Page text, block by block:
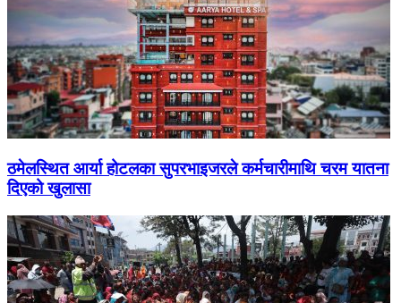
ठमेलस्थित आर्या होटलका सुपरभाइजरले कर्मचारीमाथि चरम यातना
दिएको खुलासा